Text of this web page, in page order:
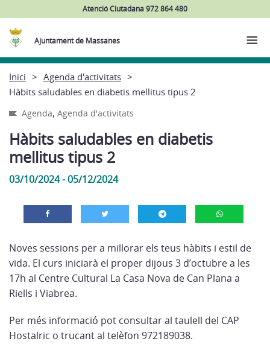
Atenció Ciutadana 972 864 480
Ajuntament de Massanes
Inici
Agenda d'activitats
Hàbits saludables en diabetis mellitus tipus 2
Agenda, Agenda d'activitats
Hàbits saludables en diabetis
mellitus tipus 2
03/10/2024 - 05/12/2024
Noves sessions per a millorar els teus hàbits i estil de
vida. El curs iniciarà el proper dijous 3 d’octubre a les
17h al Centre Cultural La Casa Nova de Can Plana a
Riells i Viabrea.
Per més informació pot consultar al taulell del CAP
Hostalric o trucant al telèfon 972189038.